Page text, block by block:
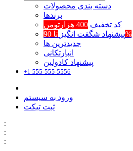
دسته بندی محصولات
برند‌ها
کد تخفیف 400 هزارتومن
پیشنهاد شگفت انگیزتا 90%
جدیدترین ها
انبارتکانی
پیشنهاد کادولین
+1 555-555-5556
ورود به سیستم
ثبت تیکت
:
:
: